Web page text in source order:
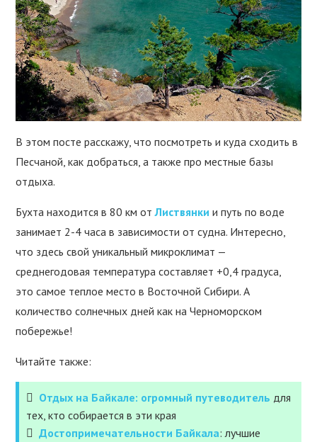
В этом посте расскажу, что посмотреть и куда сходить в
Песчаной, как добраться, а также про местные базы
отдыха.
Бухта находится в 80 км отЛиствянки и путь по воде
занимает 2-4 часа в зависимости от судна. Интересно,
что здесь свой уникальный микроклимат —
среднегодовая температура составляет +0,4 градуса,
это самое теплое место в Восточной Сибири. А
количество солнечных дней как на Черноморском
побережье!
Читайте также:
Отдых на Байкале: огромный путеводитель для
тех, кто собирается в эти края
Достопримечательности Байкала: лучшие